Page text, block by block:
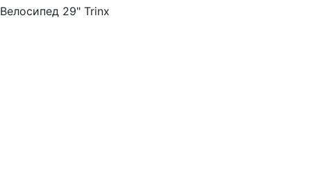
Велосипед 29" Trinx